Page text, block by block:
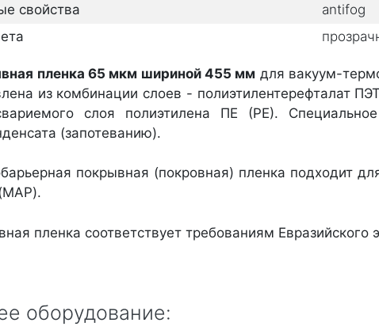
свойства
antifog
пленка 65 мкм шириной 455 мм для вакуум-
из комбинации слоев - полиэтилентерефталат
слоя полиэтилена ПЕ (РЕ).
(запотеванию).
покрывная (покровная) пленка подходит
пленка соответствует требованиям Евразийского
оборудование: